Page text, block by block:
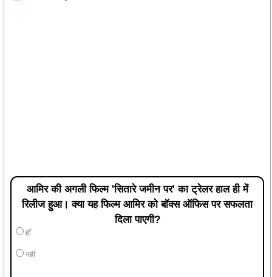
आमिर की अगली फिल्म 'सितारे जमीन पर' का ट्रेलर हाल ही में
रिलीज हुआ। क्या यह फिल्म आमिर को बॉक्स ऑफिस पर सफलता
दिला पाएगी?
हाँ
नहीं